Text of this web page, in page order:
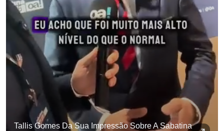
Tallis Gomes Da Sua Impressão Sobre A Sabatina
para não perder nenhuma atualização! Ouça O Antagonista nos principais